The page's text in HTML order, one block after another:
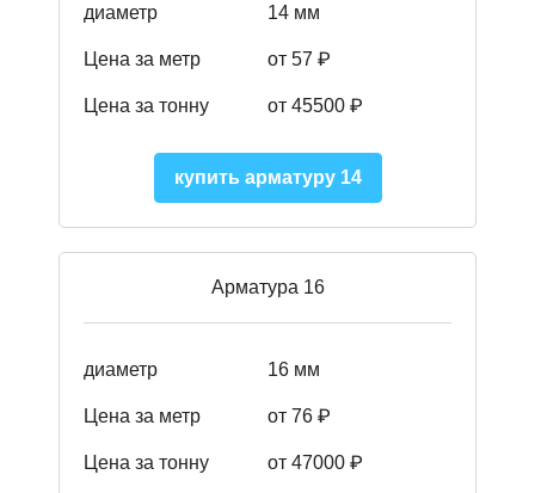
диаметр 14 мм
Цена за метр от 57 ₽
Цена за тонну от 45500 ₽
купить арматуру 14
Арматура 16
диаметр 16 мм
Цена за метр от 76 ₽
Цена за тонну от 47000 ₽